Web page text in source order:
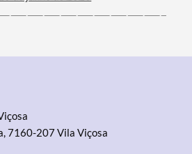
7160-207 Vila Viçosa